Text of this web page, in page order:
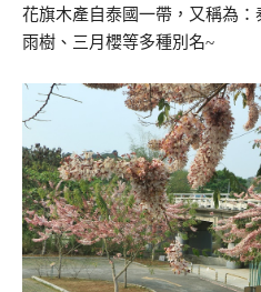
花旗木產自泰國一帶，又稱為
雨樹、三月櫻等多種別名~